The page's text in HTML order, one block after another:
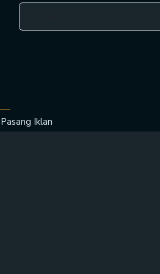
Pasang Iklan